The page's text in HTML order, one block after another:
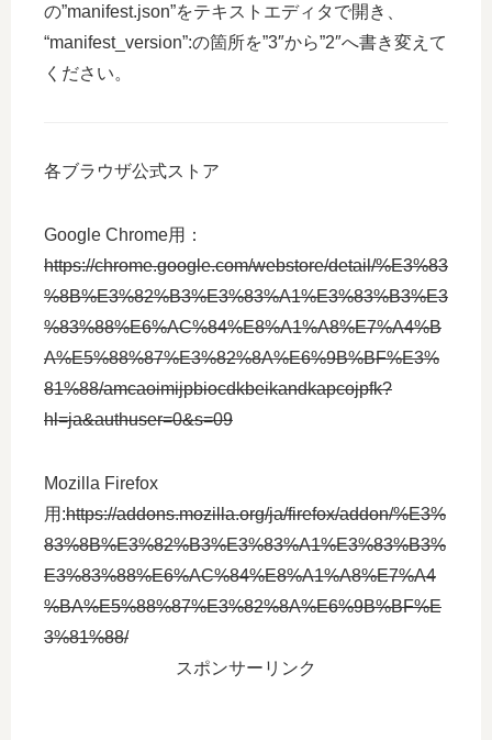
の”manifest.json”をテキストエディタで開き、
“manifest_version”:の箇所を”3″から”2″へ書き変えて
ください。
各ブラウザ公式ストア
Google Chrome用：
https://chrome.google.com/webstore/detail/%E3%83
%8B%E3%82%B3%E3%83%A1%E3%83%B3%E3
%83%88%E6%AC%84%E8%A1%A8%E7%A4%B
A%E5%88%87%E3%82%8A%E6%9B%BF%E3%
81%88/amcaoimijpbiocdkbeikandkapcojpfk?
hl=ja&authuser=0&s=09
Mozilla Firefox
用:https://addons.mozilla.org/ja/firefox/addon/%E3%
83%8B%E3%82%B3%E3%83%A1%E3%83%B3%
E3%83%88%E6%AC%84%E8%A1%A8%E7%A4
%BA%E5%88%87%E3%82%8A%E6%9B%BF%E
3%81%88/
スポンサーリンク